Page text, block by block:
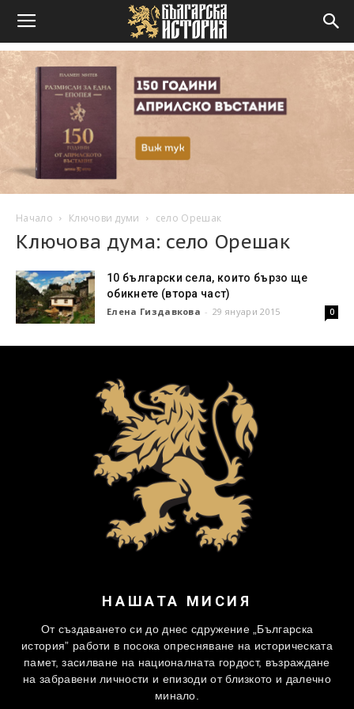
Начало Ключови думи село Орешак
Ключова дума: село Орешак
10 български села, които бързо ще
обикнете (втора част)
Елена Гиздавкова - 29 януари 2015 0
НАШАТА МИСИЯ
От създаването си до днес сдружение „Българска
история” работи в посока опресняване на историческата
памет, засилване на националната гордост, възраждане
на забравени личности и епизоди от близкото и далечно
минало.